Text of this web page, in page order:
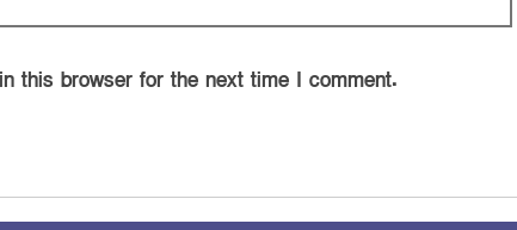
this browser for the next time I comment.